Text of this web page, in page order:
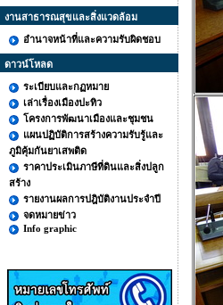
งานสาธารณสุขและสิ่งแวดล้อม
อำนาจหน้าที่และความรับผิดชอบ
ดาวน์โหลด
ระเบียบและกฏหมาย
เล่าเรื่องเมืองปะทิว
โครงการพัฒนาเมืองและชุมชน
แผนปฏิบัติการสร้างความรับรู้และ
ภูมิคุ้มกันยาเสพติด
ราคาประเมินภาษีที่ดินและสิ่งปลูก
สร้าง
รายงานผลการปฎิบัติงานประจำปี
จดหมายข่าว
Info graphic